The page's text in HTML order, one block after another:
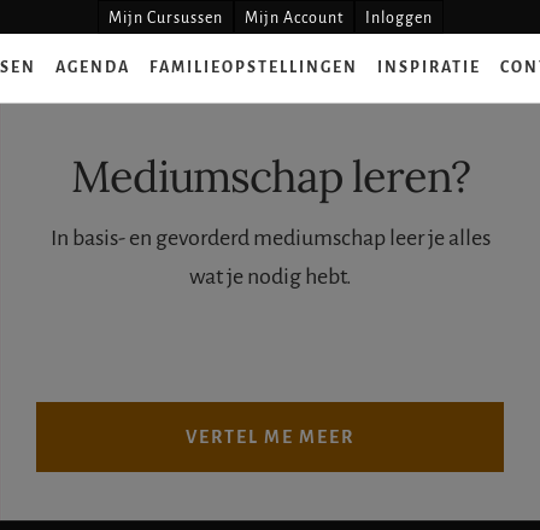
Mijn Cursussen Mijn Account Inloggen
Mediumschap leren?
In basis- en gevorderd mediumschap leer je alles
wat je nodig hebt.
VERTEL ME MEER
AGENDA FAMILIEOPSTELLINGEN INSPIRATIE